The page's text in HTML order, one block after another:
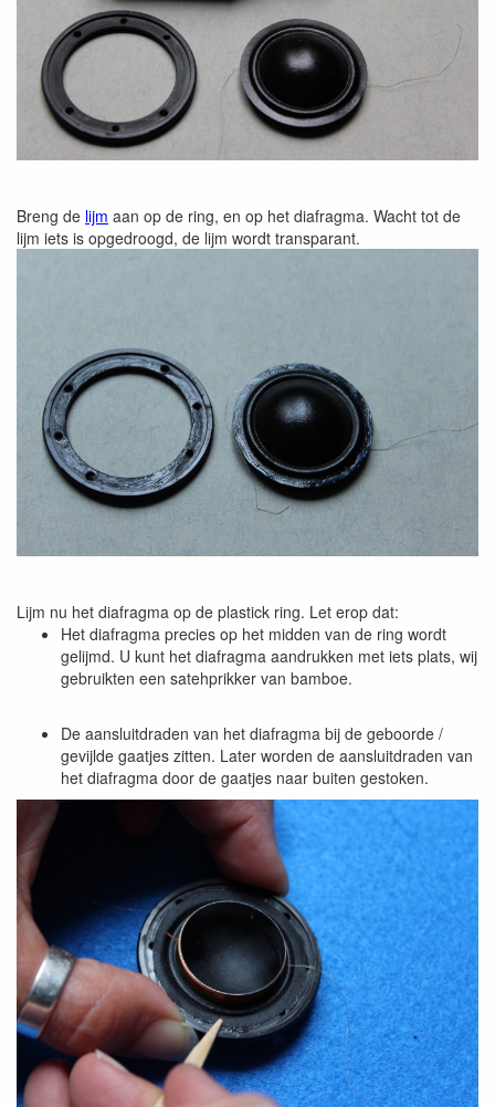
Breng de lijm aan op de ring, en op het diafragma. Wacht tot de
lijm iets is opgedroogd, de lijm wordt transparant.
Lijm nu het diafragma op de plastick ring. Let erop dat:
Het diafragma precies op het midden van de ring wordt
gelijmd. U kunt het diafragma aandrukken met iets plats, wij
gebruikten een satehprikker van bamboe.
De aansluitdraden van het diafragma bij de geboorde /
gevijlde gaatjes zitten. Later worden de aansluitdraden van
het diafragma door de gaatjes naar buiten gestoken.